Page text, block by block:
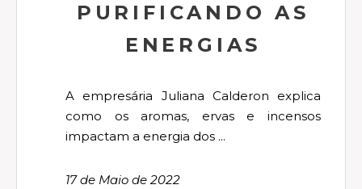
PURIFICANDO AS
ENERGIAS
A empresária Juliana Calderon explica
como os aromas, ervas e incensos
impactam a energia dos ...
17 de Maio de 2022